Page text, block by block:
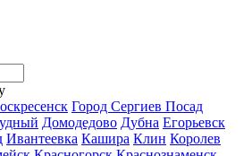
Город Сергиев Посад
Домодедово Дубна Егорьевск
Ивантеевка Кашира Клин Королев